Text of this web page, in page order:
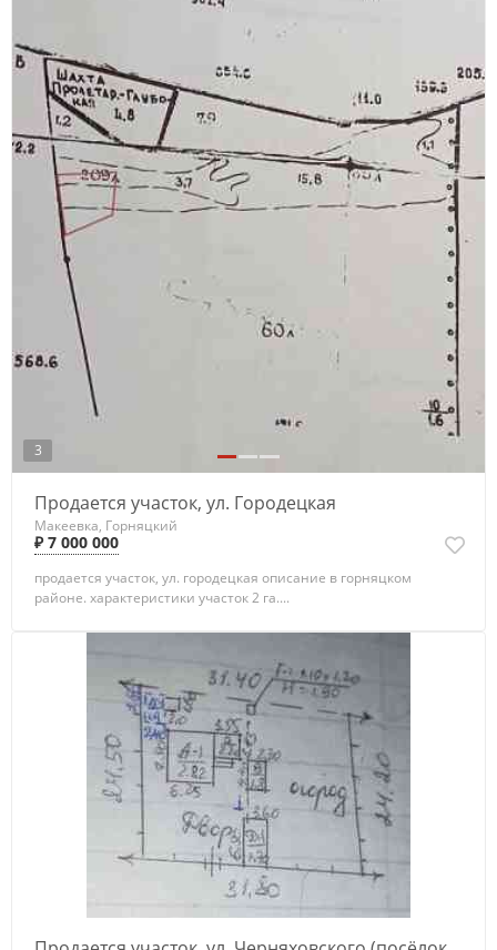
3
Продается участок, ул. Городецкая
Макеевка, Горняцкий
₽ 7 000 000
продается участок, ул. городецкая описание в горняцком
районе. характеристики участок 2 га....